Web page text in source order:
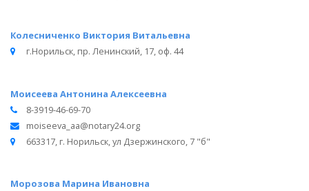
Колесниченко Виктория Витальевна
г.Норильск, пр. Ленинский, 17, оф. 44
Моисеева Антонина Алексеевна
8-3919-46-69-70
moiseeva_aa@notary24.org
663317, г. Норильск, ул Дзержинского, 7 "б"
Морозова Марина Ивановна